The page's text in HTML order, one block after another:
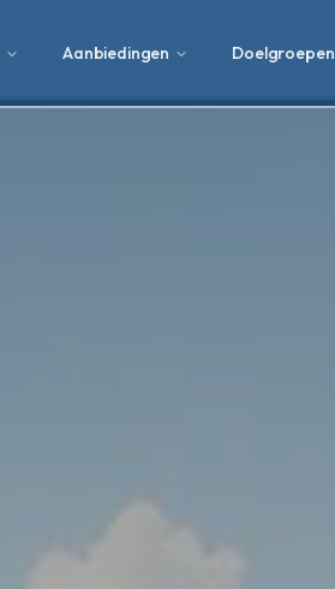
Aanbiedingen Doelgroepen